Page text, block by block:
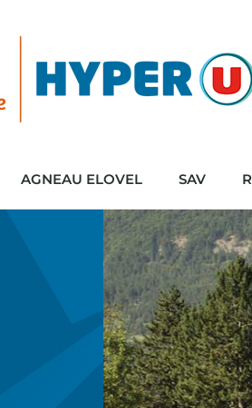
AGNEAU ELOVEL SAV